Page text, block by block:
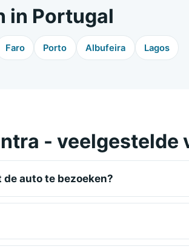
in Portugal
Faro Porto Albufeira Lagos
- veelgestelde
auto te bezoeken?